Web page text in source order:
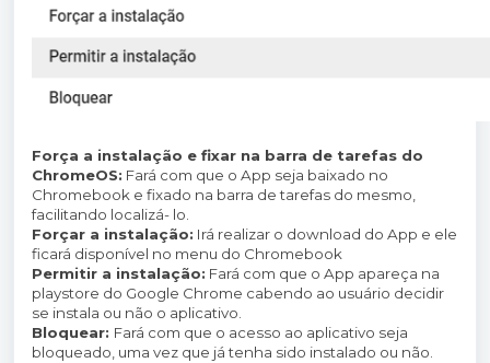
Força a instalação e fixar na barra de tarefas do
ChromeOS: Fará com que o App seja baixado no
Chromebook e fixado na barra de tarefas do mesmo,
facilitando localizá- lo.
Forçar a instalação: Irá realizar o download do App e ele
ficará disponível no menu do Chromebook
Permitir a instalação: Fará com que o App apareça na
playstore do Google Chrome cabendo ao usuário decidir
se instala ou não o aplicativo.
Bloquear: Fará com que o acesso ao aplicativo seja
bloqueado, uma vez que já tenha sido instalado ou não.